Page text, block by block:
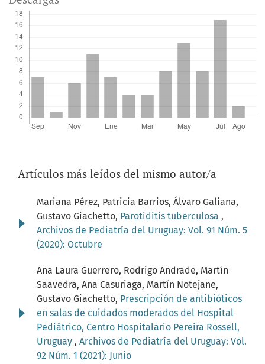
Artículos más leídos del mismo autor/a
Mariana Pérez, Patricia Barrios, Álvaro Galiana,
Gustavo Giachetto, Parotiditis tuberculosa ,
Archivos de Pediatría del Uruguay: Vol. 91 Núm. 5
(2020): Octubre
Ana Laura Guerrero, Rodrigo Andrade, Martín
Saavedra, Ana Casuriaga, Martín Notejane,
Gustavo Giachetto, Prescripción de antibióticos
en salas de cuidados moderados del Hospital
Pediátrico, Centro Hospitalario Pereira Rossell,
Uruguay , Archivos de Pediatría del Uruguay: Vol.
92 Núm. 1 (2021): Junio